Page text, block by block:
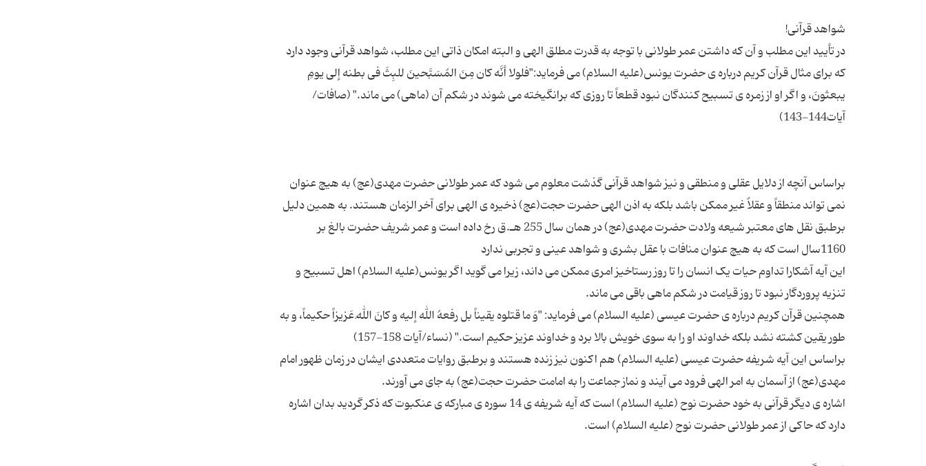
در تأیید این مطلب و آن که داشتن عمر طولانی با توجه به قدرت مطلق الهی و البته امکان ذاتی این مطلب، شواهد قرآنی وجود دارد
که برای مثال قرآن کریم درباره ی حضرت یونس(علیه السلام) می فرماید:"فلولا أنَّه کان مِنَ المُسَبَّحینَ للبِثَ فی بطنه إلی یومِ
یبعثونَ، و اگر او از زمره ی تسبیح کنندگان نبود قطعاً تا روزی که برانگیخته می شوند در شکم آن (ماهی) می ماند." (صافات/
براساس آنچه از دلایل عقلی و منطقی و نیز شواهد قرآنی گذشت معلوم می شود که عمر طولانی حضرت مهدی(عج) به هیچ عنوان
نمی تواند منطقاً و عقلاٌ غیر ممکن باشد بلکه به اذن الهی حضرت حجت(عج) ذخیره ی الهی برای آخر الزمان هستند. به همین دلیل
برطبق نقل های معتبر شیعه ولادت حضرت مهدی(عج) در همان سال 255 هـ.ق رخ داده است و عمر شریف حضرت بالغ بر
این آیه آشکارا تداوم حیات یک انسان را تا روز رستاخیز امری ممکن می داند، زیرا می گوید اگر یونس(علیه السلام) اهل تسبیح و
همچنین قرآن کریم درباره ی حضرت عیسی (علیه السلام) می فرماید: "وَ ما قتلوه یقیناً بل رفعهُ الله إلیه و کانَ اللهُ عَزیزاً حکیماً، و به
براساس این آیه شریفه حضرت عیسی (علیه السلام) هم اکنون نیز زنده هستند و برطبق روایات متعددی ایشان در زمان ظهور امام
اشاره ی دیگر قرآنی به خود حضرت نوح (علیه السلام) است که آیه شریفه ی 14 سوره ی مبارکه ی عنکبوت که ذکر گردید بدان اشاره